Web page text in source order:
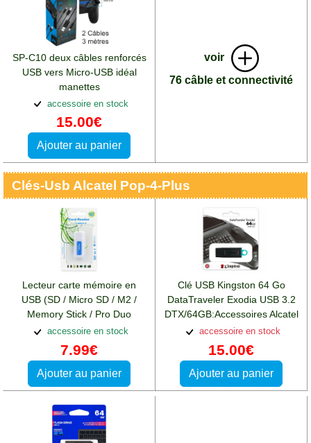
SP-C10 deux câbles renforcés
USB vers Micro-USB idéal
manettes
Playstation:Accessoires Alcatel
Pop 4 Plus
accessoire en stock
15.00€
Ajouter au panier
voir
76 câble et connectivité
Clés-Usb Alcatel Pop-4-Plus
Lecteur carte mémoire en
USB (SD / Micro SD / M2 /
Memory Stick / Pro Duo
/XD):Accessoires Alcatel Pop 4
Plus
accessoire en stock
7.99€
Ajouter au panier
Clé USB Kingston 64 Go
DataTraveler Exodia USB 3.2
DTX/64GB:Accessoires Alcatel
Pop 4 Plus
accessoire en stock
15.00€
Ajouter au panier